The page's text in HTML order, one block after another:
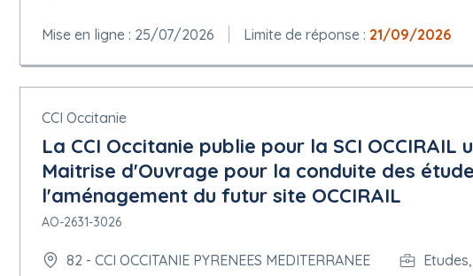
Mise en ligne : 25/07/2026 Limite de réponse : 21/09/2026
CCI Occitanie
La CCI Occitanie publie pour la SCI OCCIRAIL
Maitrise d'Ouvrage pour la conduite des
l'aménagement du futur site OCCIRAIL
AO-2631-3026
82 - CCI OCCITANIE PYRENEES MEDITERRANEE